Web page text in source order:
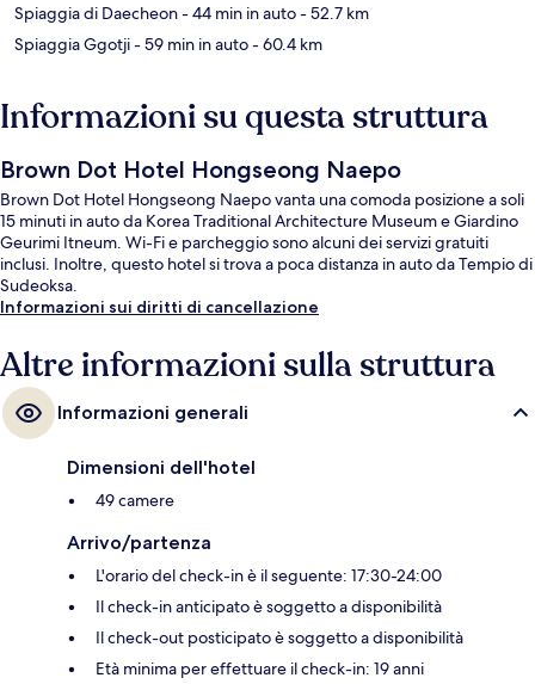
Spiaggia di Daecheon- 44 min in auto- 52.7 km
Spiaggia Ggotji- 59 min in auto- 60.4 km
Informazioni su questa struttura
Brown Dot Hotel Hongseong Naepo
Brown Dot Hotel Hongseong Naepo vanta una comoda posizione a soli
15 minuti in auto da Korea Traditional Architecture Museum e Giardino
Geurimi Itneum. Wi-Fi e parcheggio sono alcuni dei servizi gratuiti
inclusi. Inoltre, questo hotel si trova a poca distanza in auto da Tempio di
Sudeoksa.
Informazioni sui diritti di cancellazione
Altre informazioni sulla struttura
Informazioni generali
Dimensioni dell'hotel
49 camere
Arrivo/partenza
L'orario del check-in è il seguente: 17:30-24:00
Il check-in anticipato è soggetto a disponibilità
Il check-out posticipato è soggetto a disponibilità
Età minima per effettuare il check-in: 19 anni